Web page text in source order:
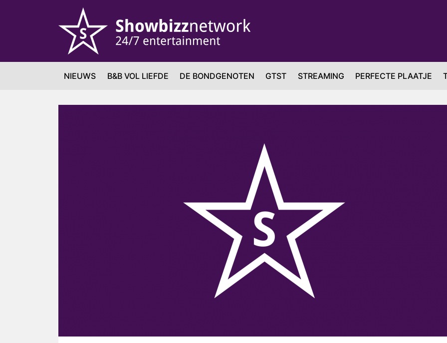
NIEUWS B&B VOL LIEFDE DE BONDGENOTEN GTST STREAMING PERFECTE PLAATJE